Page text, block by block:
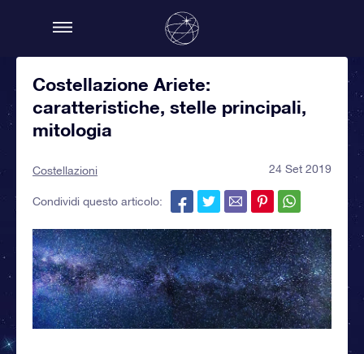
Costellazione Ariete:
caratteristiche, stelle principali,
mitologia
Costellazioni 24 Set 2019
Condividi questo articolo: